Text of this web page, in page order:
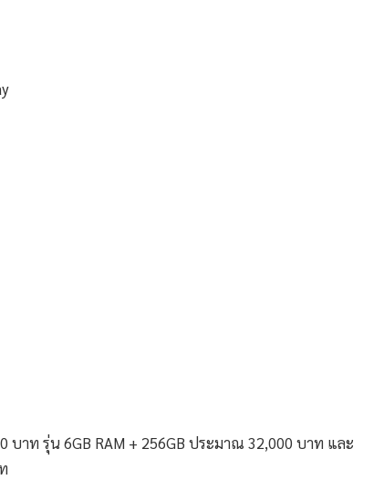
บาท รุ่น 6GB RAM + 256GB ประมาณ 32,000 บาท และ